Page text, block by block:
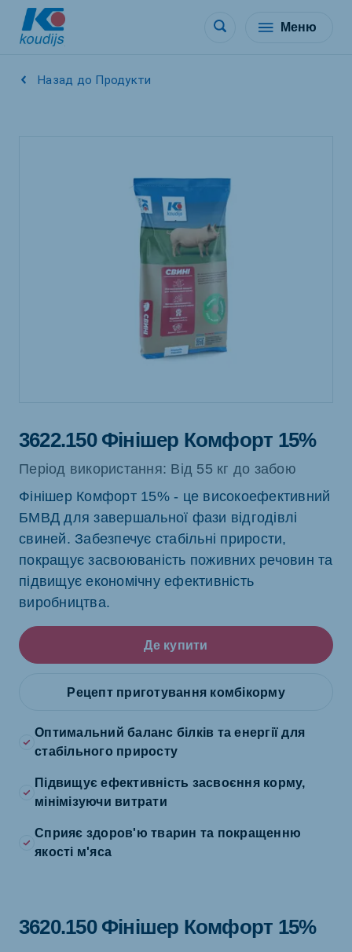
Меню
Назад до Продукти
3622.150 Фінішер Комфорт 15%
Період використання: Від 55 кг до забою
Фінішер Комфорт 15% - це високоефективний
БМВД для завершальної фази відгодівлі
свиней. Забезпечує стабільні прирости,
покращує засвоюваність поживних речовин та
підвищує економічну ефективність
виробництва.
Де купити
Рецепт приготування комбікорму
Оптимальний баланс білків та енергії для
стабільного приросту
Підвищує ефективність засвоєння корму,
мінімізуючи витрати
Сприяє здоров'ю тварин та покращенню
якості м'яса
3620.150 Фінішер Комфорт 15%